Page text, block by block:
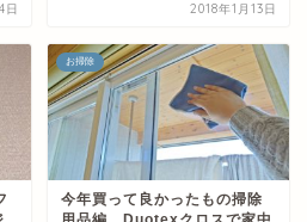
日 2018年1月13日
お掃除
今年買って良かったもの掃除